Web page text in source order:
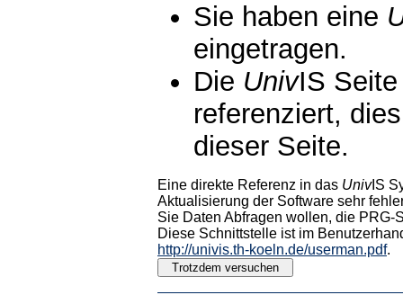
Sie haben eine
eingetragen.
Die UnivIS
referenziert,
dieser Seite.
Eine direkte Referenz in das UnivIS
Aktualisierung der Software sehr
Sie Daten Abfragen wollen, die PRG-
Diese Schnittstelle ist im
http://univis.th-koeln.de/userman.pdf.